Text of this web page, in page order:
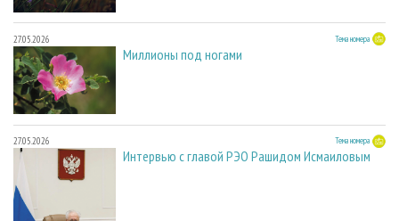
27.05.2026 Тема номера
Миллионы под ногами
27.05.2026 Тема номера
Интервью с главой РЭО Рашидом Исмаиловым